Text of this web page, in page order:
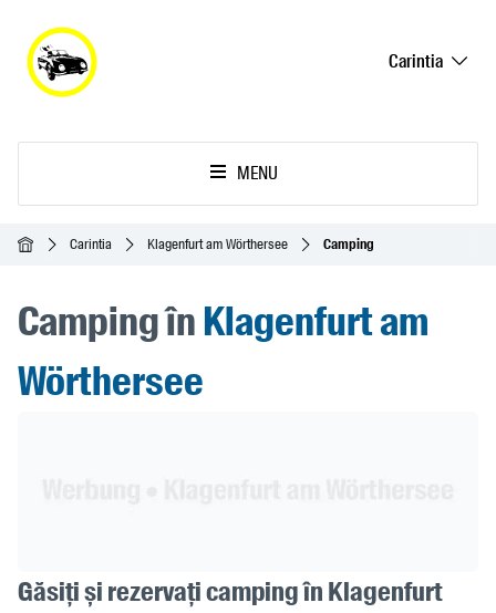
Carintia
MENU
Acasă Carintia Klagenfurt am Wörthersee Camping
Camping înKlagenfurt am
Wörthersee
Găsiți și rezervați camping în Klagenfurt